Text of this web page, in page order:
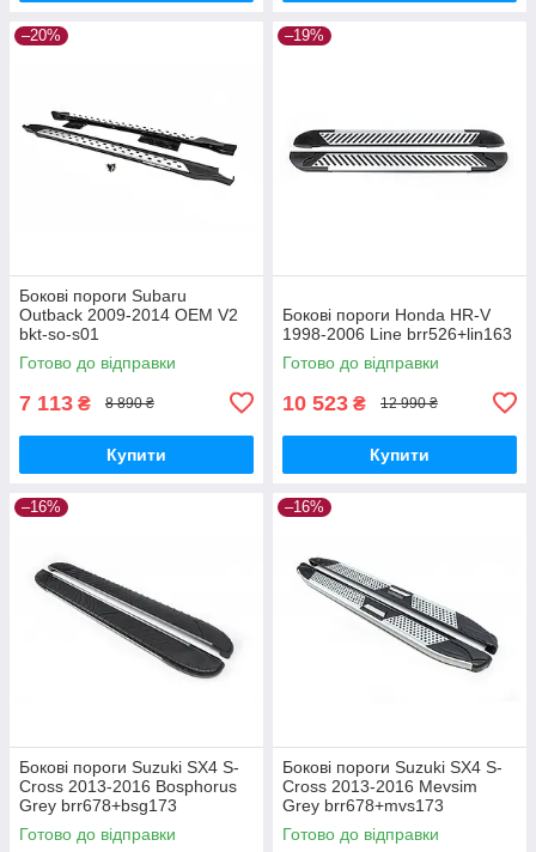
–20%
Бокові пороги Subaru
Outback 2009-2014 OEM V2
bkt-so-s01
Готово до відправки
7 113 ₴ 8 890 ₴
Купити
–19%
Бокові пороги Honda HR-V
1998-2006 Line brr526+lin163
Готово до відправки
10 523 ₴ 12 990 ₴
Купити
–16%
Бокові пороги Suzuki SX4 S-
Cross 2013-2016 Bosphorus
Grey brr678+bsg173
Готово до відправки
–16%
Бокові пороги Suzuki SX4 S-
Cross 2013-2016 Mevsim
Grey brr678+mvs173
Готово до відправки